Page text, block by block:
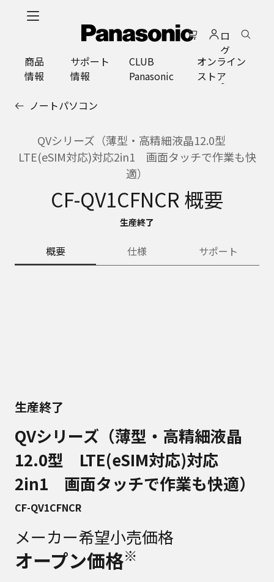
ロ
グ
イ
ン
商品
情報
サポート
情報
CLUB
Panasonic
オンライン
ストア
ノートパソコン
QVシリーズ（薄型・高精細液晶12.0型
LTE(eSIM対応)対応2in1 画面タッチで作業も快
適）
CF-QV1CFNCR 概要
生産終了
概要 仕様 サポート
生産終了
QVシリーズ（薄型・高精細液晶
12.0型 LTE(eSIM対応)対応
2in1 画面タッチで作業も快適）
CF-QV1CFNCR
メーカー希望小売価格
オープン価格※